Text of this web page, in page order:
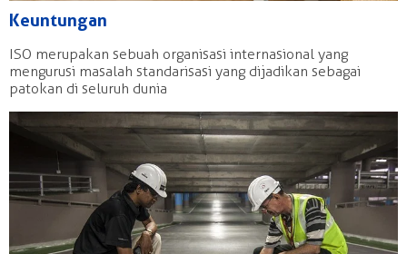
Keuntungan
ISO merupakan sebuah organisasi internasional yang
mengurusi masalah standarisasi yang dijadikan sebagai
patokan di seluruh dunia